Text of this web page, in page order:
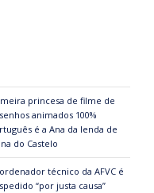
princesa de filme de
animados 100%
é a Ana da lenda de
do Castelo
técnico da AFVC é
“por justa causa”